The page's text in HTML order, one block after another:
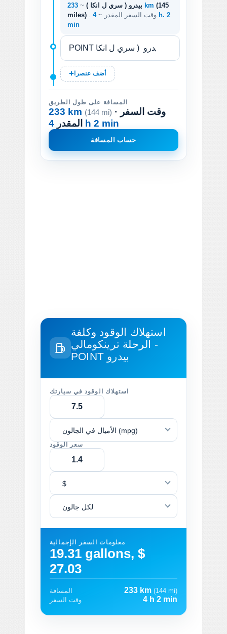
بيدرو ( سري ل انكا ) ~ 233 km (145
miles)
. وقت السفر المقدر ~4 h. 2
min
أضف عنصرا
المسافة على طول الطريق
233 km (144 mi) · وقت السفر
المقدر 4 h 2 min
حساب المسافة
استهلاك الوقود وكلفة
الرحلة ترينكومالي -
POINT بيدرو
استهلاك الوقود في سيارتك
الأميال في الجالون (mpg)
سعر الوقود
$
لكل جالون
معلومات السفر الإجمالية
19.31 gallons, $
27.03
المسافة 233 km (144 mi)
وقت السفر
4 h 2 min